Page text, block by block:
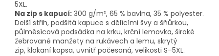
5XL.
Na zip s kapucí: 300 g/m², 65 % bavlna, 35 % polyester.
Delší střih, podšitá kapuce s dělícími švy a šňůrkou,
půlměsícová podsádka na krku, krční lemovka, široké
žebrované manžety na rukávech a lemu, skrytý
zip, klokaní kapsa, uvnitř počesaná, velikosti S–5XL.